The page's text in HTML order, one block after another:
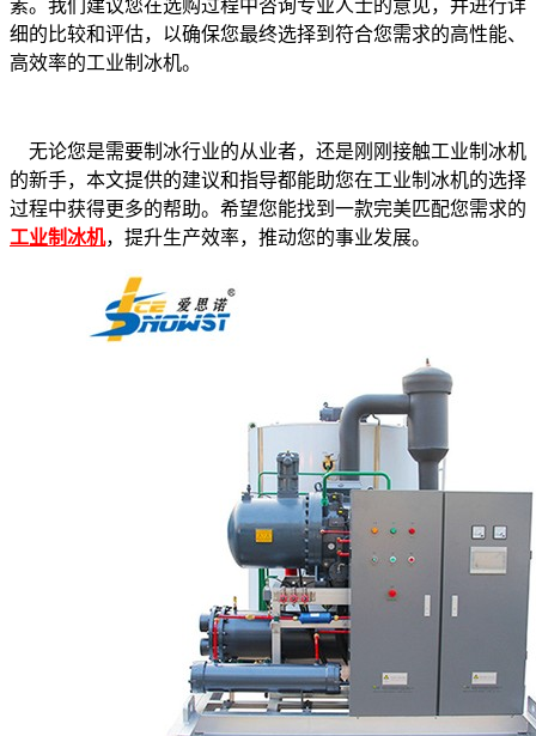
素。我们建议您在选购过程中咨询专业人士的意见，并进行详
细的比较和评估，以确保您最终选择到符合您需求的高性能、
高效率的工业制冰机。
无论您是需要制冰行业的从业者，还是刚刚接触工业制冰机
的新手，本文提供的建议和指导都能助您在工业制冰机的选择
过程中获得更多的帮助。希望您能找到一款完美匹配您需求的
工业制冰机，提升生产效率，推动您的事业发展。